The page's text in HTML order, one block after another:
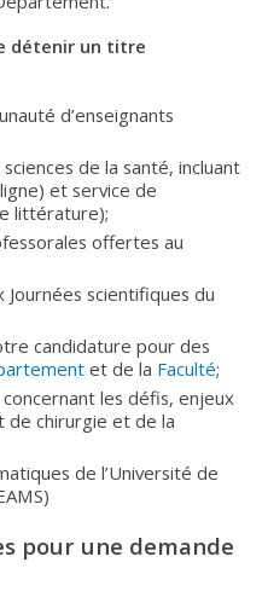
détenir un titre
d’enseignants
de la santé, incluant
et service de
littérature);
offertes au
scientifiques du
candidature pour des
et de la Faculté;
les défis, enjeux
chirurgie et de la
de l’Université de
pour une demande